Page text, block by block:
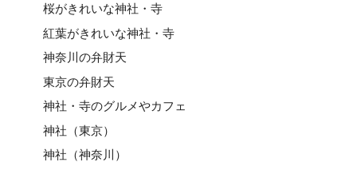
桜がきれいな神社・寺
紅葉がきれいな神社・寺
神奈川の弁財天
東京の弁財天
神社・寺のグルメやカフェ
神社（東京）
神社（神奈川）